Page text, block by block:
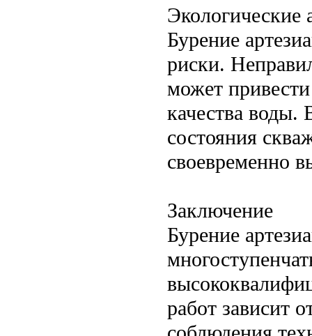
Экологические
Бурение
риски.
может
качества воды.
состояния
своевременно
Заключение
Бурение
работ зависит